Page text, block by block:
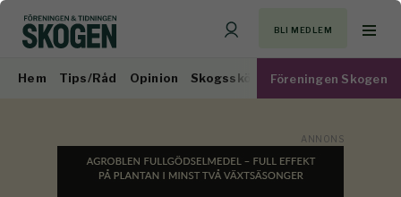
BLI MEDLEM
Hem Tips/Råd Opinion Skogsskötsel Virkesmarknad
Föreningen Skogen